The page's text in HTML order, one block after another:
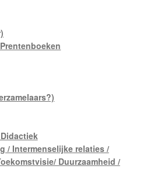
/ Intermenselijke relaties /
Duurzaamheid /